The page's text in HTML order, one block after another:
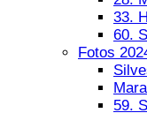
33.
60.
Fotos
59.